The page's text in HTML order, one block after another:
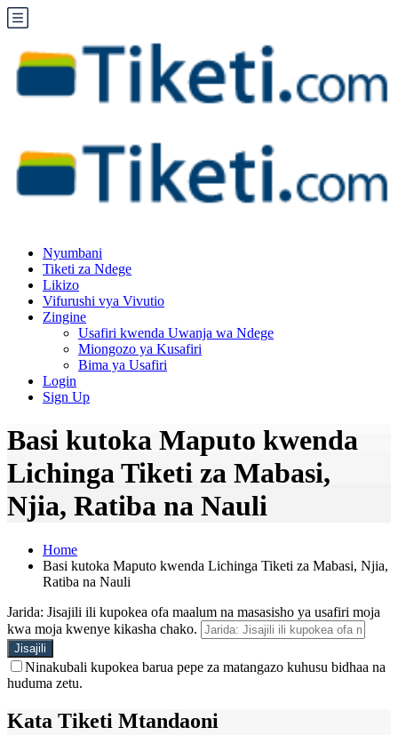
Nyumbani
Tiketi za Ndege
Likizo
Vifurushi vya Vivutio
Zingine
Usafiri kwenda Uwanja wa Ndege
Miongozo ya Kusafiri
Bima ya Usafiri
Login
Sign Up
Basi kutoka Maputo kwenda
Lichinga Tiketi za Mabasi,
Njia, Ratiba na Nauli
Home
Basi kutoka Maputo kwenda Lichinga Tiketi za Mabasi, Njia,
Ratiba na Nauli
Jarida: Jisajili ili kupokea ofa maalum na masasisho ya usafiri moja
kwa moja kwenye kikasha chako.
Ninakubali kupokea barua pepe za matangazo kuhusu bidhaa na
huduma zetu.
Kata Tiketi Mtandaoni